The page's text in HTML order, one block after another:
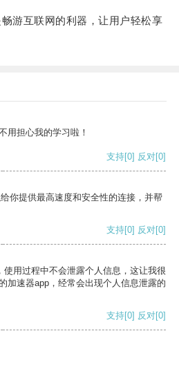
互联网的利器，让用户轻松享
用担心我的学习啦！
支持[0] 反对[0]
你提供最高速度和安全性的连接，并帮
支持[0] 反对[0]
用过程中不会泄露个人信息，这让我很
加速器app，经常会出现个人信息泄露的
支持[0] 反对[0]